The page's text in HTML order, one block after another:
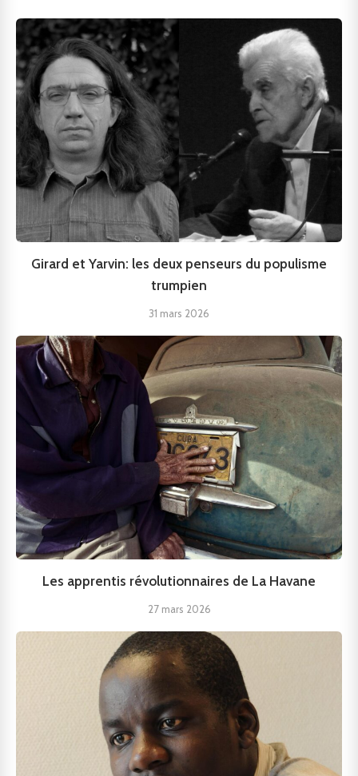
Girard et Yarvin: les deux penseurs du populisme
trumpien
31 mars 2026
Les apprentis révolutionnaires de La Havane
27 mars 2026